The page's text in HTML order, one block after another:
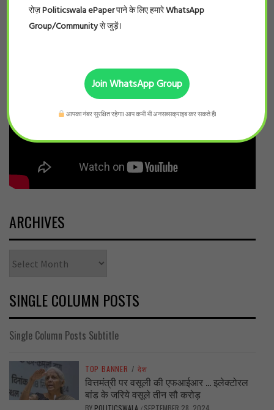
ARCHIVES
SINGLE COLUMN POSTS
Single Column Posts Subtitle
TOP BANNER / देश
वित्तमंत्री पर वसूली की एफआईआर … इलेक्टोरल
बांड के जरिये वसूले तीन सौ करोड़
रोज़Politicswala ePaperपाने के लिए हमारेWhatsApp
Group/Communityसे जुड़ें।
Join WhatsApp Group
आपका नंबर सुरक्षित रहेगा। आप कभी भी अनसब्सक्राइब कर सकते हैं।